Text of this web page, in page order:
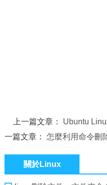
上一篇文章： Ubuntu
一篇文章： 怎麼利用命令刪
關於Linux